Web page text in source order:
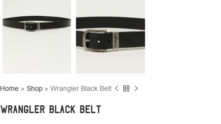
Home » Shop » Wrangler Black Belt
Wrangler Black Belt